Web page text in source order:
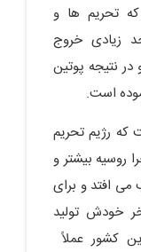
تحریم ها و
زیادی خروج
نتیجه پوتین
است.
که رژیم تحریم
روسیه بیشتر و
می افتد و برای
خودش تولید
کشور عملاً